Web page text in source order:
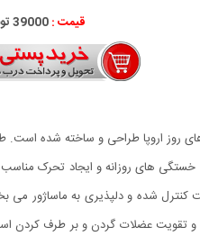
قیمت :39000 تومان
روز اروپا طراحی و ساخته شده
های روزانه و ایجاد تحرک
کنترل شده و دلپذیری به
و تقویت عضلات گردن و بر طرف